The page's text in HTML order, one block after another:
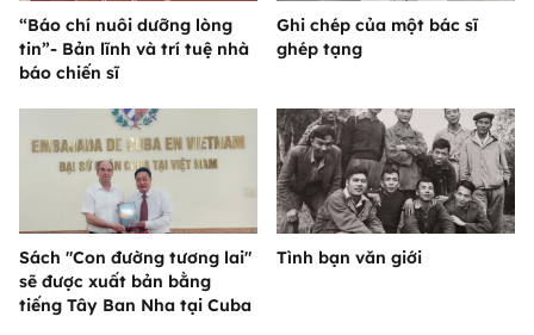
“Báo chí nuôi dưỡng lòng
tin”- Bản lĩnh và trí tuệ nhà
báo chiến sĩ
Ghi chép của một bác sĩ
ghép tạng
Sách "Con đường tương lai"
sẽ được xuất bản bằng
tiếng Tây Ban Nha tại Cuba
Tình bạn văn giới